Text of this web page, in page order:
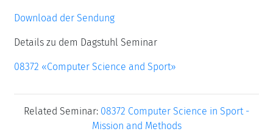
Download der Sendung
Details zu dem Dagstuhl Seminar
08372 «Computer Science and Sport»
Related Seminar: 08372 Computer Science in Sport -
Mission and Methods